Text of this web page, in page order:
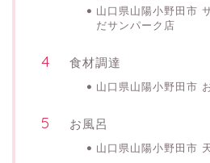
山口県山陽小野田市
だサンパーク店
食材調達
山口県山陽小野田市
お風呂
山口県山陽小野田市